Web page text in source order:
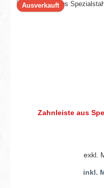
Ausverkauft
Zahnleiste aus
exkl.
inkl.